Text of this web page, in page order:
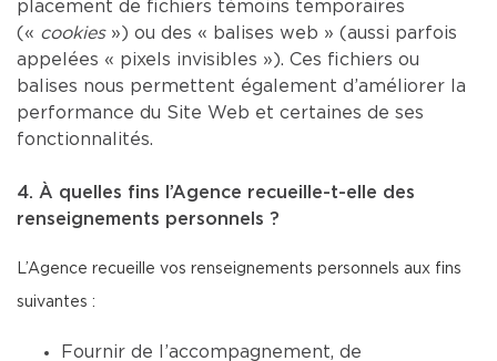
placement de fichiers témoins temporaires
(« cookies») ou des « balises web » (aussi parfois
appelées « pixels invisibles »). Ces fichiers ou
balises nous permettent également d’améliorer la
performance du Site Web et certaines de ses
fonctionnalités.
4. À quelles fins l’Agence recueille-t-elle des
renseignements personnels ?
L’Agence recueille vos renseignements personnels aux fins
suivantes :
Fournir de l’accompagnement, de